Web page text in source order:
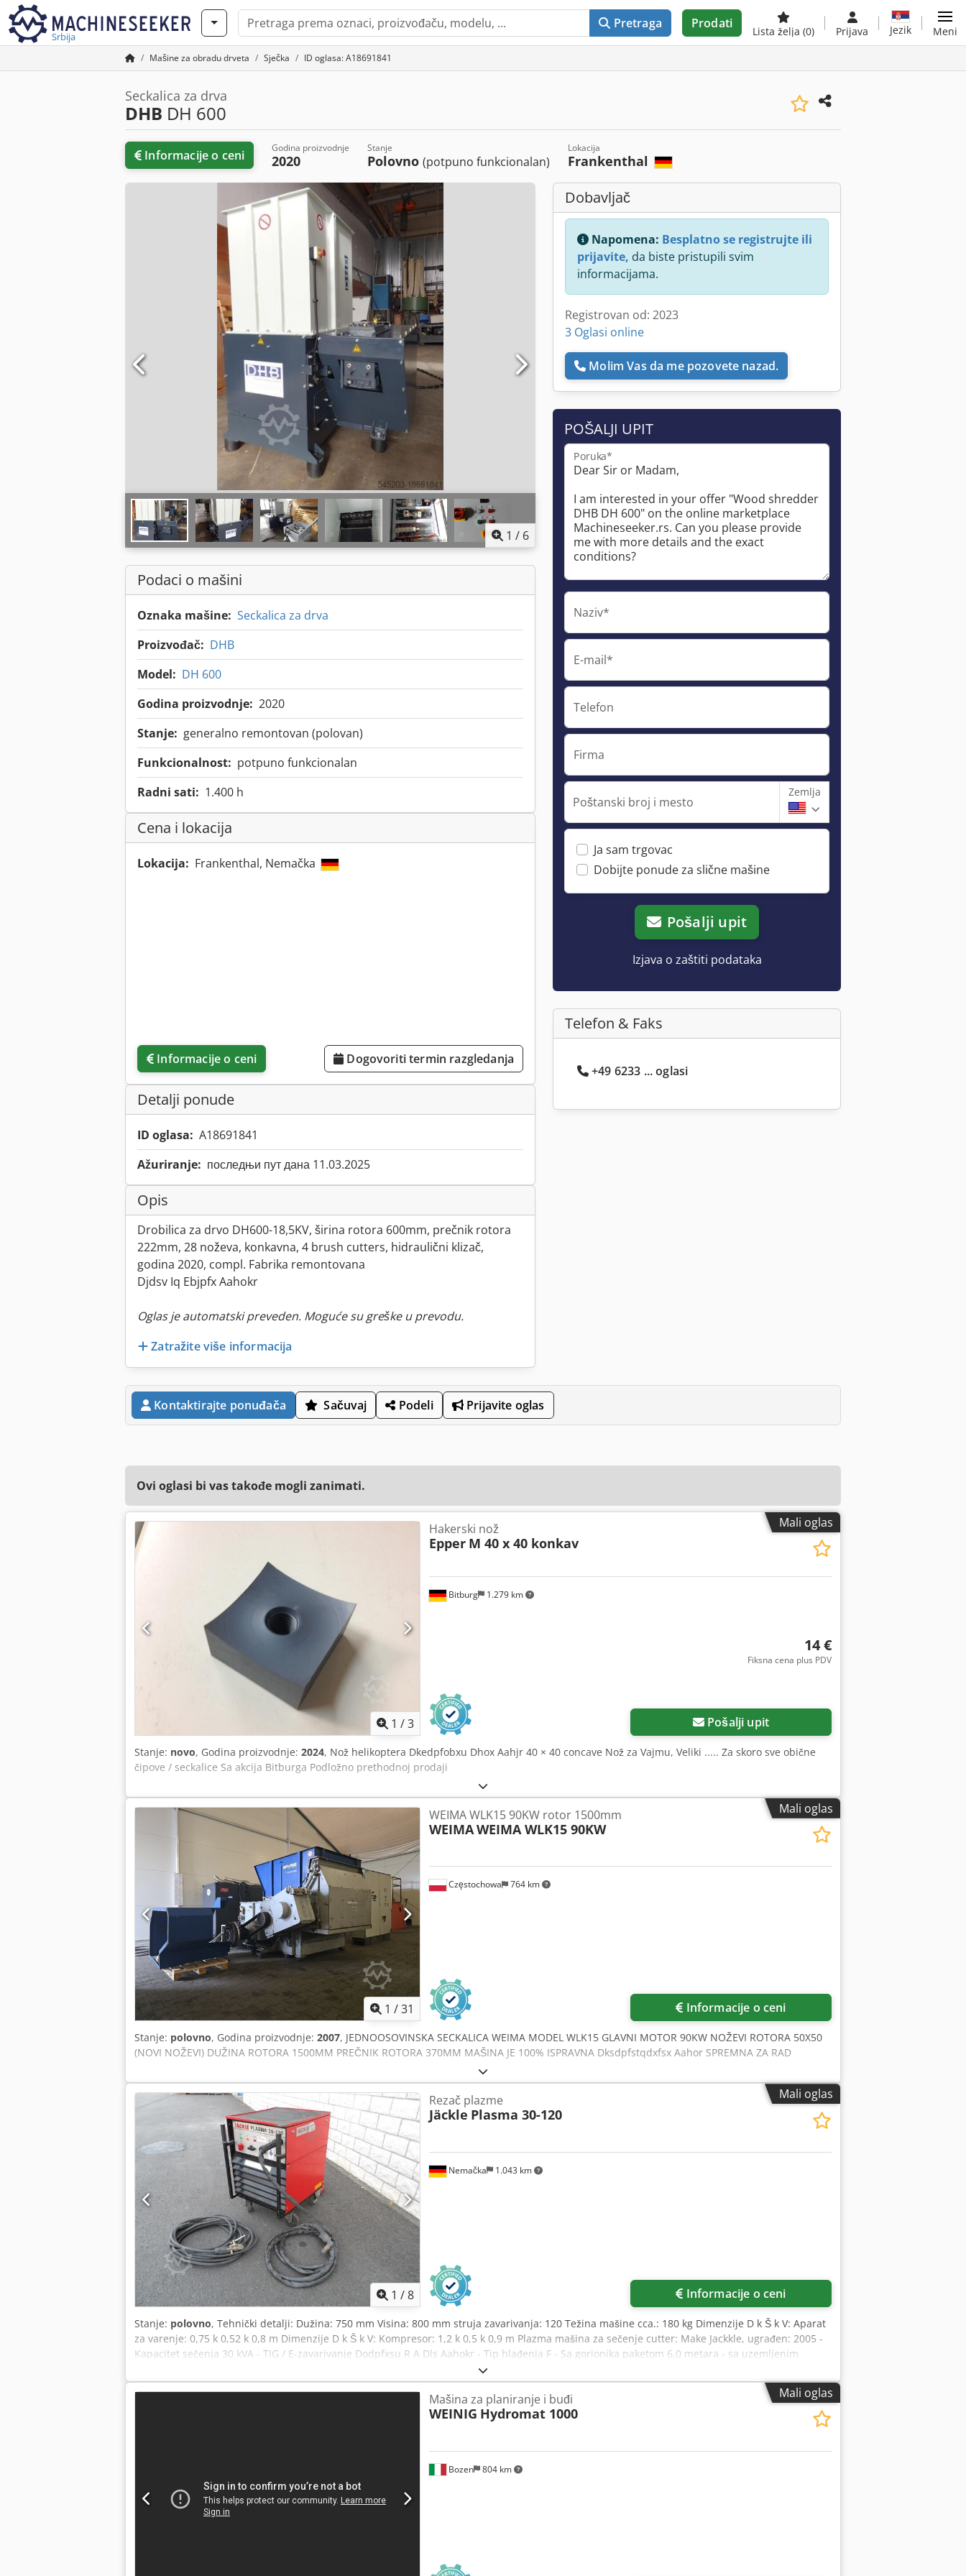
Srbija
Pretraga Prodati
Lista želja (0) Prijava Jezik Meni
Mašine za obradu drveta Sječka ID oglasa: A18691841
Seckalica za drva
DHB DH 600
Informacije o ceni Godina proizvodnje
2020
Stanje
Polovno(potpuno funkcionalan)
Lokacija
Frankenthal
1 / 6
Podaci o mašini
Oznaka mašine: Seckalica za drva
Proizvođač: DHB
Model: DH 600
Godina proizvodnje: 2020
Stanje: generalno remontovan (polovan)
Funkcionalnost: potpuno funkcionalan
Radni sati: 1.400 h
Cena i lokacija
Lokacija: Frankenthal, Nemačka
Informacije o ceni Dogovoriti termin razgledanja
Detalji ponude
ID oglasa: A18691841
Ažuriranje: последњи пут дана 11.03.2025
Opis
Drobilica za drvo DH600-18,5KV, širina rotora 600mm, prečnik rotora
222mm, 28 noževa, konkavna, 4 brush cutters, hidraulični klizač,
godina 2020, compl. Fabrika remontovana
Djdsv Iq Ebjpfx Aahokr
Oglas je automatski preveden. Moguće su greške u prevodu.
Zatražite više informacija
Dobavljač
Napomena: Besplatno se registrujte ili
prijavite, da biste pristupili svim
informacijama.
Registrovan od: 2023
3 Oglasi online
Molim Vas da me pozovete nazad.
POŠALJI UPIT
Poruka*
Naziv*
E-mail*
Telefon
Firma
Poštanski broj i mesto
Zemlja
Ja sam trgovac
Dobijte ponude za slične mašine
Pošalji upit
Izjava o zaštiti podataka
Telefon & Faks
+49 6233 ... oglasi
Kontaktirajte ponuđača Sačuvaj Podeli Prijavite oglas
Ovi oglasi bi vas takođe mogli zanimati.
Mali oglas
1 /3
Bitburg 1.279 km
Hakerski nož
Epper M 40 x 40 konkav
14 €
Fiksna cena plus PDV
Pošalji upit
Stanje: novo, Godina proizvodnje: 2024, Nož helikoptera Dkedpfobxu Dhox Aahjr 40 × 40 concave Nož za Vajmu, Veliki ..... Za skoro sve obične
čipove / seckalice Sa akcija Bitburga Podložno prethodnoj prodaji
Mali oglas
1 /31
Częstochowa 764 km
WEIMA WLK15 90KW rotor 1500mm
WEIMAWEIMA WLK15 90KW
Informacije o ceni
Stanje: polovno, Godina proizvodnje: 2007, JEDNOOSOVINSKA SECKALICA WEIMA MODEL WLK15 GLAVNI MOTOR 90KW NOŽEVI ROTORA 50X50
(NOVI NOŽEVI) DUŽINA ROTORA 1500MM PREČNIK ROTORA 370MM MAŠINA JE 100% ISPRAVNA Dksdpfstqdxfsx Aahor SPREMNA ZA RAD
Mali oglas
1 /8
Nemačka 1.043 km
Rezač plazme
Jäckle Plasma 30-120
Informacije o ceni
Stanje: polovno, Tehnički detalji: Dužina: 750 mm Visina: 800 mm struja zavarivanja: 120 Težina mašine cca.: 180 kg Dimenzije D k Š k V: Aparat
za varenje: 0,75 k 0,52 k 0,8 m Dimenzije D k Š k V: Kompresor: 1,2 k 0,5 k 0,9 m Plazma mašina za sečenje cutter: Make Jackkle, ugrađen: 2005 -
Kapacitet sečenja 30 kVA - TIG / E-zavarivanje Dodpfxsu R A Dls Aahokr - Tip hlađenja F - Sa gorionika paketom 6,0 metara - sa uzemljenim
kablom 12,0 metara OPCIONO za prodaju: Klipni kompresor: Napravite Schneider tip Universal 650-60D, godina proizvodnje: 1993 - Kapacitet
punjenja 500 litara / min. - Zapreminski protok 616 litara / min. - Pritisak kompresora 10 bara - Snaga maks. 4 kV - Uključujući crevo za
Mali oglas
Bozen 804 km
Mašina za planiranje i buđi
WEINIG Hydromat 1000